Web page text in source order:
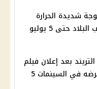
شديدة الحرارة
حتى 5 يوليو
بعد إعلان فيلم
الجواهرجي وموعد عرضه في السينمات 5